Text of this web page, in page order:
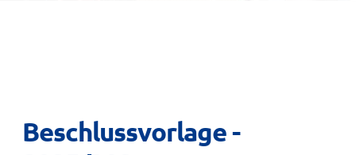
Beschlussvorlage -